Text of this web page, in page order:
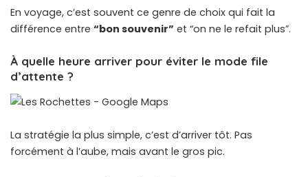
En voyage, c’est souvent ce genre de choix qui fait la
différence entre “bon souvenir” et “on ne le refait plus”.
À quelle heure arriver pour éviter le mode file
d’attente ?
La stratégie la plus simple, c’est d’arriver tôt. Pas
forcément à l’aube, mais avant le gros pic.